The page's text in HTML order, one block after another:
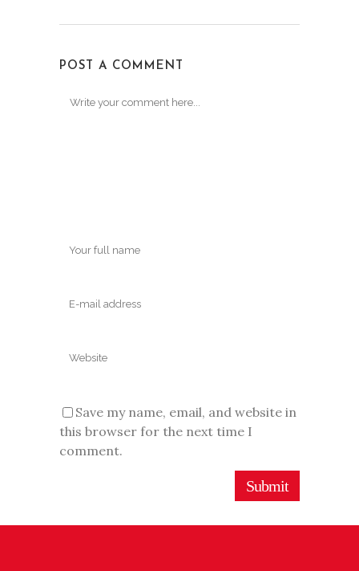
POST A COMMENT
Save my name, email, and website in
this browser for the next time I
comment.